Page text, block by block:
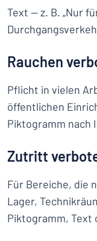
Text — z. B. „Nur
Rauchen
Pflicht in vielen
öffentlichen
Piktogramm nach
Zutritt
Für Bereiche, die
Lager,
Piktogramm, Text